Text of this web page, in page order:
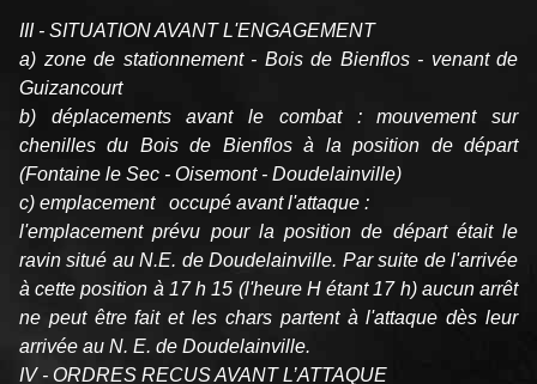
III - SITUATION AVANT L'ENGAGEMENT
a) zone de stationnement - Bois de Bienflos - venant de
Guizancourt
b) déplacements avant le combat : mouvement sur
chenilles du Bois de Bienflos à la position de départ
(Fontaine le Sec - Oisemont - Doudelainville)
c) emplacement occupé avant l'attaque :
l'emplacement prévu pour la position de départ était le
ravin situé au N.E. de Doudelainville. Par suite de l'arrivée
à cette position à 17 h 15 (l'heure H étant 17 h) aucun arrêt
ne peut être fait et les chars partent à l'attaque dès leur
arrivée au N. E. de Doudelainville.
IV - ORDRES RECUS AVANT L’ATTAQUE